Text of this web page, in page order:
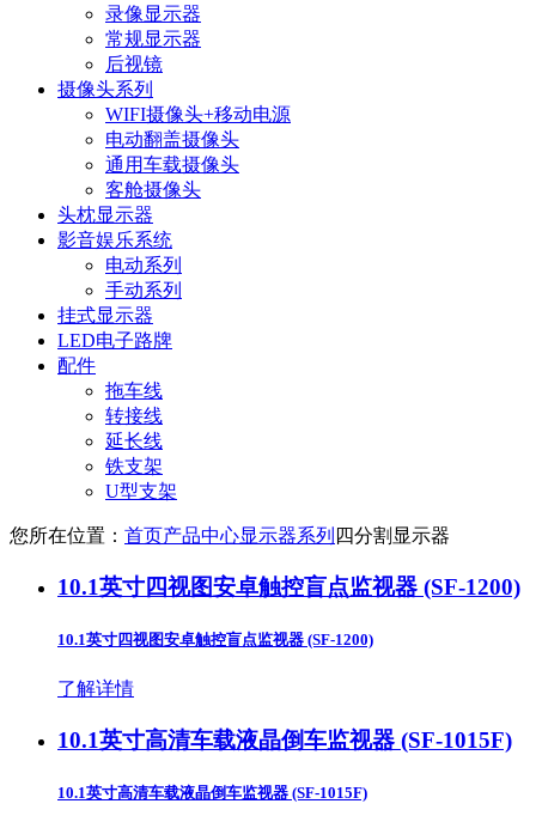
录像显示器
常规显示器
后视镜
摄像头系列
WIFI摄像头+移动电源
电动翻盖摄像头
通用车载摄像头
客舱摄像头
头枕显示器
影音娱乐系统
电动系列
手动系列
挂式显示器
LED电子路牌
配件
拖车线
转接线
延长线
铁支架
U型支架
您所在位置： 首页产品中心显示器系列 四分割显示器
10.1英寸四视图安卓触控盲点监视器 (SF-1200)
10.1英寸四视图安卓触控盲点监视器 (SF-1200)
了解详情
10.1英寸高清车载液晶倒车监视器 (SF-1015F)
10.1英寸高清车载液晶倒车监视器 (SF-1015F)